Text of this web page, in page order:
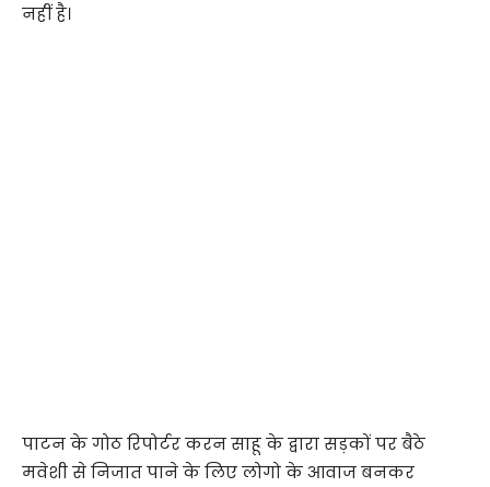
नहीं है।
पाटन के गोठ रिपोर्टर करन साहू के द्वारा सड़कों पर बैठे
मवेशी से निजात पाने के लिए लोगो के आवाज बनकर